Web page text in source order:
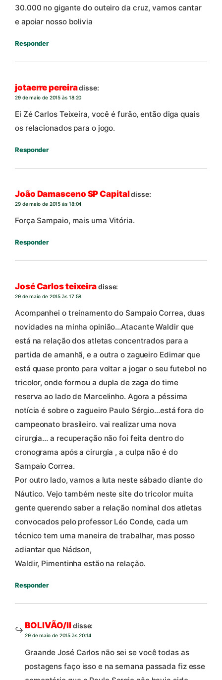
30.000 no gigante do outeiro da cruz, vamos cantar
e apoiar nosso bolivia
Responder
jotaerre pereiradisse:
29 de maio de 2015 às 18:20
Ei Zé Carlos Teixeira, você é furão, então diga quais
os relacionados para o jogo.
Responder
João Damasceno SP Capitaldisse:
29 de maio de 2015 às 18:04
Força Sampaio, mais uma Vitória.
Responder
José Carlos teixeiradisse:
29 de maio de 2015 às 17:58
Acompanhei o treinamento do Sampaio Correa, duas
novidades na minha opinião…Atacante Waldir que
está na relação dos atletas concentrados para a
partida de amanhã, e a outra o zagueiro Edimar que
está quase pronto para voltar a jogar o seu futebol no
tricolor, onde formou a dupla de zaga do time
reserva ao lado de Marcelinho. Agora a péssima
notícia é sobre o zagueiro Paulo Sérgio…está fora do
campeonato brasileiro. vai realizar uma nova
cirurgia… a recuperação não foi feita dentro do
cronograma após a cirurgia , a culpa não é do
Sampaio Correa.
Por outro lado, vamos a luta neste sábado diante do
Náutico. Vejo também neste site do tricolor muita
gente querendo saber a relação nominal dos atletas
convocados pelo professor Léo Conde, cada um
técnico tem uma maneira de trabalhar, mas posso
adiantar que Nádson,
Waldir, Pimentinha estão na relação.
Responder
BOLIVÃO/IIdisse:
29 de maio de 2015 às 20:14
Graande José Carlos não sei se você todas as
postagens faço isso e na semana passada fiz esse